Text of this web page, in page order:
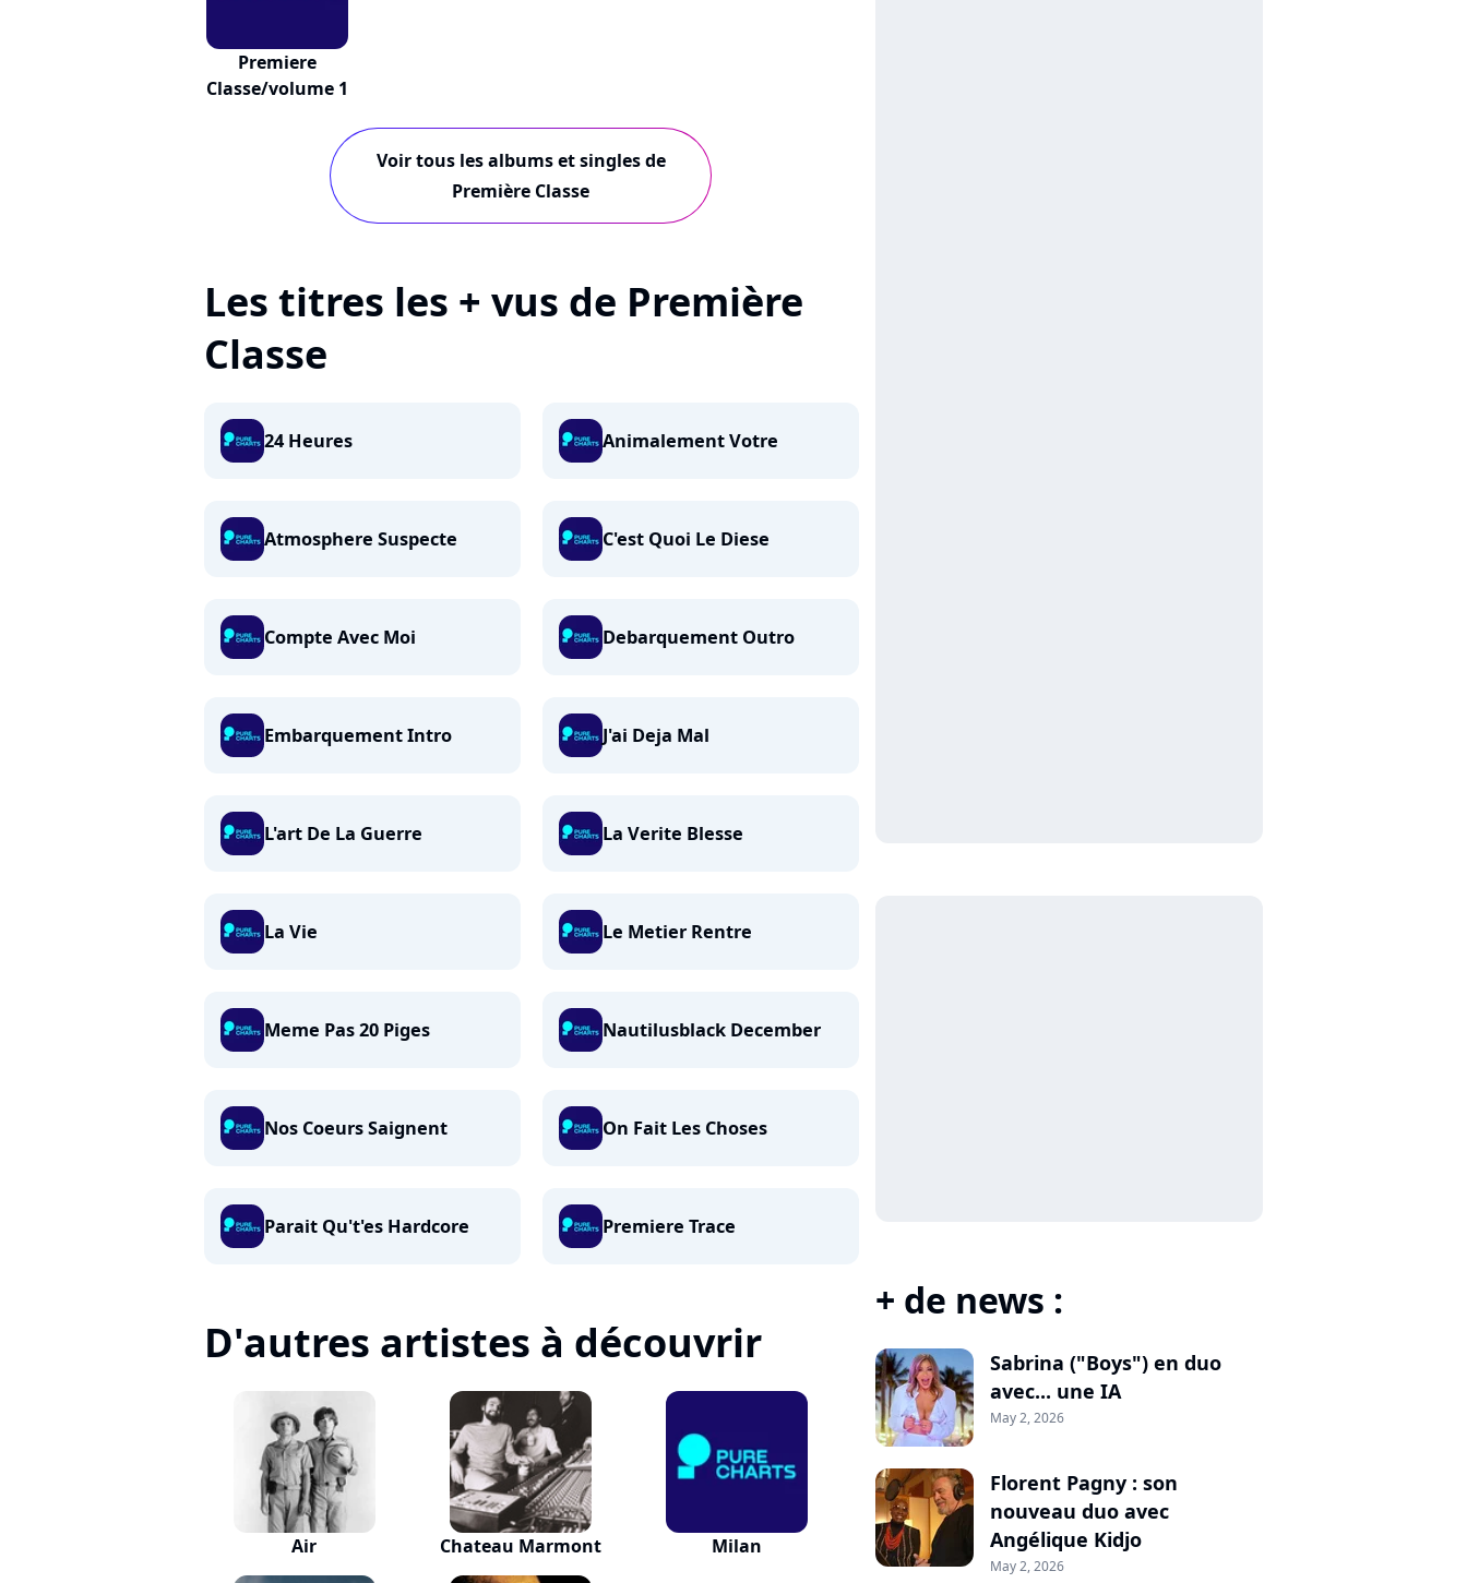
Premiere
Classe/volume 1
Voir tous les albums et singles de
Première Classe
Les titres les + vus de Première
Classe
24 Heures Animalement Votre
Atmosphere Suspecte C'est Quoi Le Diese
Compte Avec Moi Debarquement Outro
Embarquement Intro J'ai Deja Mal
L'art De La Guerre La Verite Blesse
La Vie Le Metier Rentre
Meme Pas 20 Piges Nautilusblack December
Nos Coeurs Saignent On Fait Les Choses
Parait Qu't'es Hardcore Premiere Trace
D'autres artistes à découvrir
Air Chateau Marmont Milan
+ de news :
Sabrina ("Boys") en duo
avec... une IA
May 2, 2026
Florent Pagny : son
nouveau duo avec
Angélique Kidjo
May 2, 2026